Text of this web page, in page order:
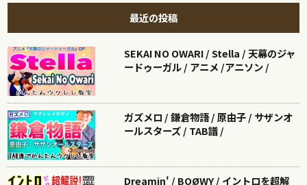
最近の投稿
SEKAI NO OWARI / Stella / 天幕のジャ
ードゥーガル / アニメ /アニソン /
ガズメロ / 鎌倉物語 / 原由子 / サザンオ
ールスターズ / TAB譜 /
Dreamin' / BOØWY / イントロを超解